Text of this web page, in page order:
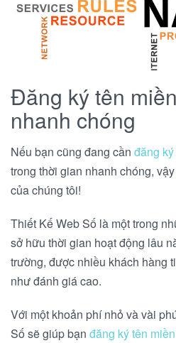
Đăng ký tên
nhanh chóng
Nếu bạn cũng đang cần đăng
trong thời gian nhanh chóng,
của chúng tôi!
Thiết Kế Web Số là một trong
sở hữu thời gian hoạt động lâu
trường, được nhiều khách hàng
như đánh giá cao.
Với một khoản phí nhỏ và vài
Số sẽ giúp bạn đăng ký tên miền